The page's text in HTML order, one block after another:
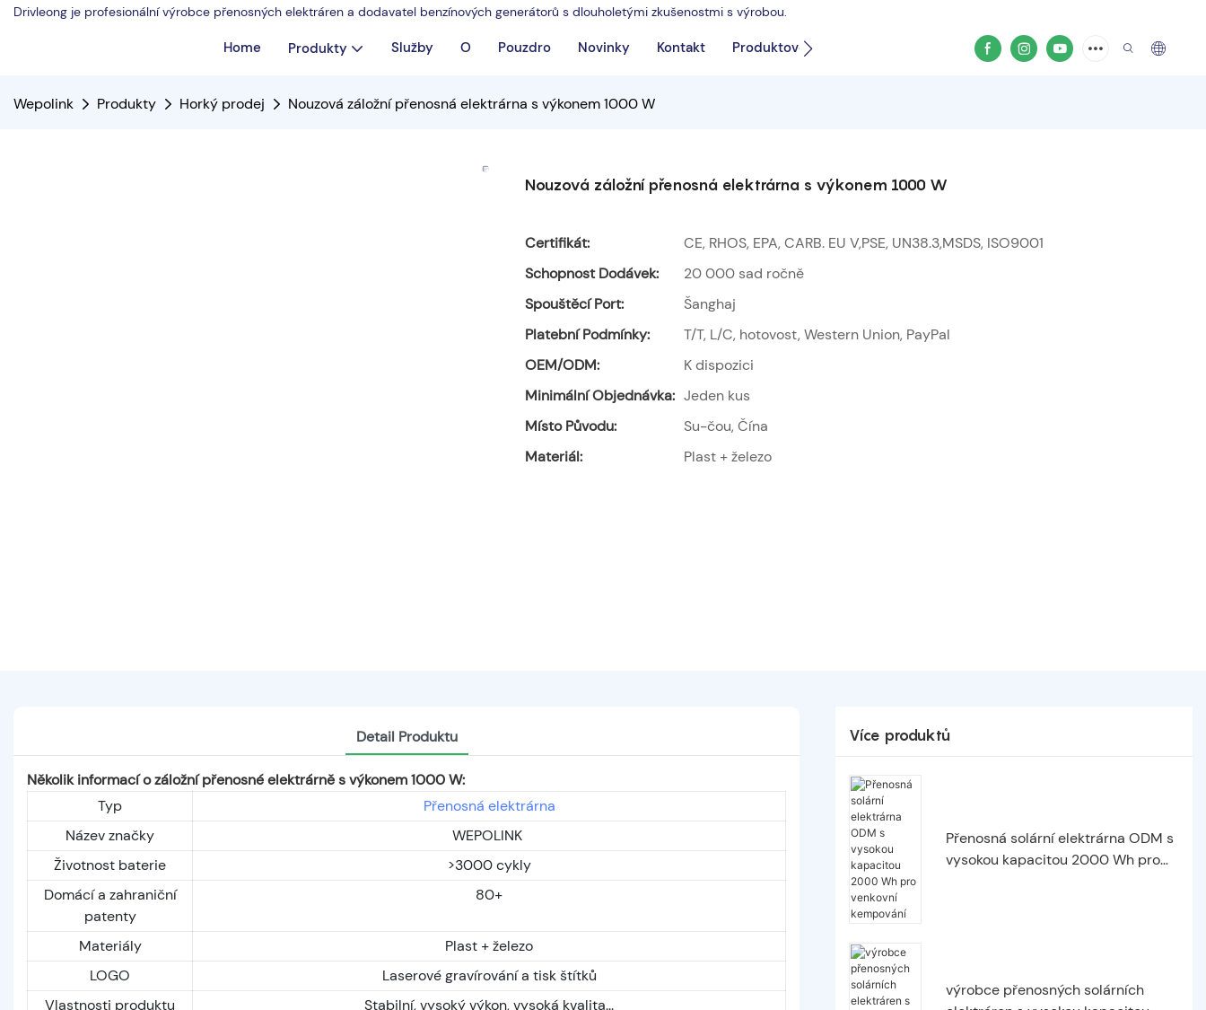
Drivleong je profesionální výrobce přenosných elektráren a dodavatel benzínových generátorů s dlouholetými zkušenostmi s výrobou.
Home Produkty Služby O Pouzdro Novinky Kontakt Produktové video
Wepolink Produkty Horký prodej Nouzová záložní přenosná elektrárna s výkonem 1000 W
Nouzová záložní přenosná elektrárna s výkonem 1000 W
Certifikát:
CE, RHOS, EPA, CARB. EU V,PSE, UN38.3,MSDS, ISO9001
Schopnost Dodávek:
20 000 sad ročně
Spouštěcí Port:
Šanghaj
Platební Podmínky:
T/T, L/C, hotovost, Western Union, PayPal
OEM/ODM:
K dispozici
Minimální Objednávka: Jeden kus
Místo Původu:
Su-čou, Čína
Materiál:
Plast + železo
Detail Produktu
Několik informací o záložní přenosné elektrárně s výkonem 1000 W:
Typ
Přenosná elektrárna
Název značky
WEPOLINK
Životnost baterie
>3000 cykly
Domácí a zahraniční
patenty
80+
Materiály
Plast + železo
LOGO
Laserové gravírování a tisk štítků
Vlastnosti produktu
Stabilní, vysoký výkon, vysoká kvalita...
Více produktů
Přenosná solární elektrárna ODM s
vysokou kapacitou 2000 Wh pro
výrobce přenosných solárních